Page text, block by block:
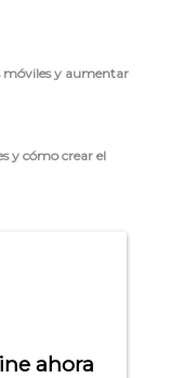
móviles y aumentar
y cómo crear el
ahora